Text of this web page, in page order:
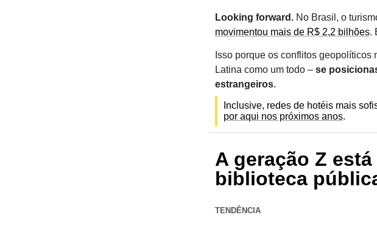
Looking forward. No Brasil, o
movimentou mais de R$ 2,2 bilhões.
Isso porque os conflitos
Latina como um todo – se
estrangeiros.
Inclusive, redes de hotéis mais
por aqui nos próximos anos.
A geração Z
biblioteca
TENDÊNCIA